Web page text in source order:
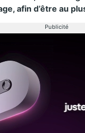
afin d’être au
Publicité